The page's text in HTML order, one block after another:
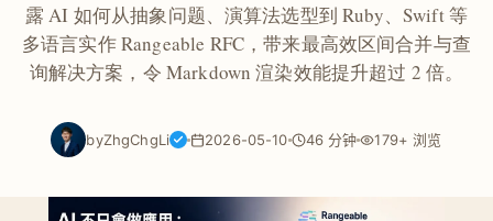
露 AI 如何从抽象问题、演算法选型到 Ruby、Swift 等
多语言实作 Rangeable RFC，带来最高效区间合并与查
询解决方案，令 Markdown 渲染效能提升超过 2 倍。
byZhgChgLi 2026-05-10 46 分钟 179+ 浏览